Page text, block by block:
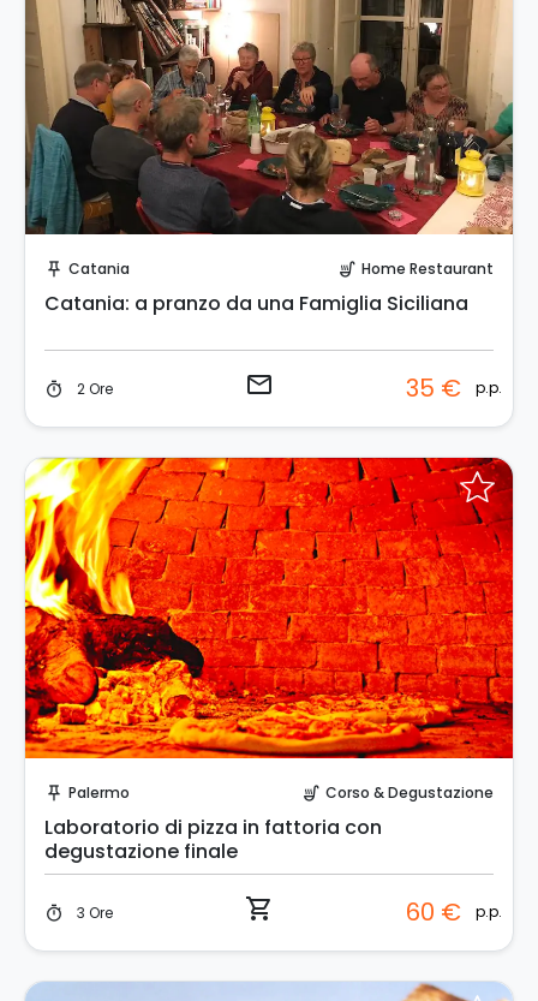
push_pin Catania soup_kitchen Home Restaurant
Catania: a pranzo da una Famiglia Siciliana
timer 2 Ore email 35 € p.p.
push_pin Palermo soup_kitchen Corso & Degustazione
Laboratorio di pizza in fattoria con
degustazione finale
timer 3 Ore shopping_cart 60 € p.p.